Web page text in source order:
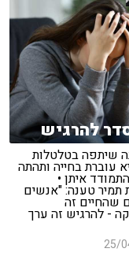
להרגיש
שיתפה בטלטלות
עוברת בחייה ותהתה
איתן •
תמיר טענה: "אנשים
שהחיים זה
- להרגיש זה ערך
25/